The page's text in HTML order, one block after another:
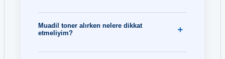
Muadil toner alırken nelere dikkat
etmeliyim?